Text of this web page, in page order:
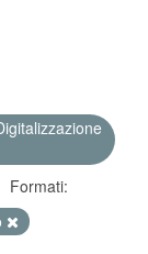
Formati: